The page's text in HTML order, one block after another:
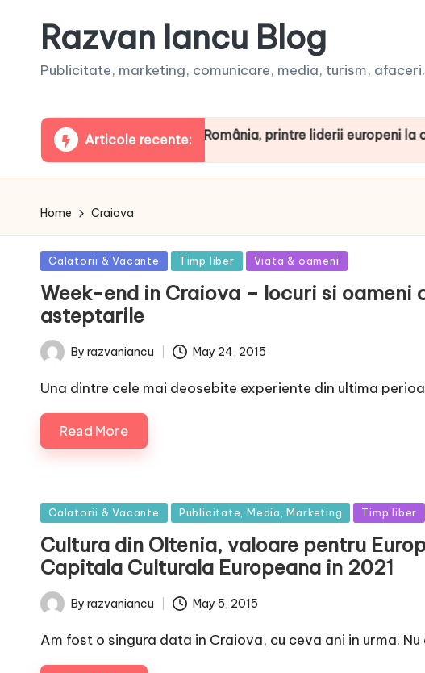
Razvan Iancu Blog
Publicitate, marketing, comunicare, media, turism,
Articole recente:
ARBOpodcast. România, printre liderii europeni la consumul
Home Craiova
Posted
in
Calatorii & Vacante Timp liber Viata & oameni
Week-end in Craiova – locuri si oameni
asteptarile
PostedBy razvaniancu May 24, 2015
Una dintre cele mai deosebite experiente din ultima
Read More
Posted
in
Calatorii & Vacante Publicitate, Media, Marketing Timp liber
Cultura din Oltenia, valoare pentru
Capitala Culturala Europeana in 2021
PostedBy razvaniancu May 5, 2015
Am fost o singura data in Craiova, cu ceva ani in urma.